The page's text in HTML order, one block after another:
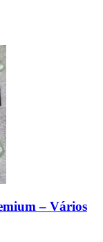
– Vários